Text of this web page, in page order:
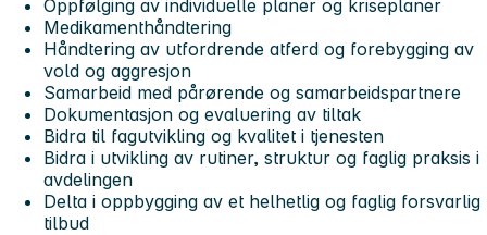
Oppfølging av individuelle planer og kriseplaner
Medikamenthåndtering
Håndtering av utfordrende atferd og forebygging av
vold og aggresjon
Samarbeid med pårørende og samarbeidspartnere
Dokumentasjon og evaluering av tiltak
Bidra til fagutvikling og kvalitet i tjenesten
Bidra i utvikling av rutiner, struktur og faglig praksis i
avdelingen
Delta i oppbygging av et helhetlig og faglig forsvarlig
tilbud